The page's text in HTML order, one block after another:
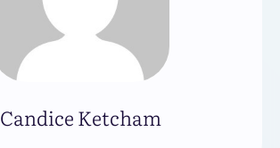
Candice Ketcham